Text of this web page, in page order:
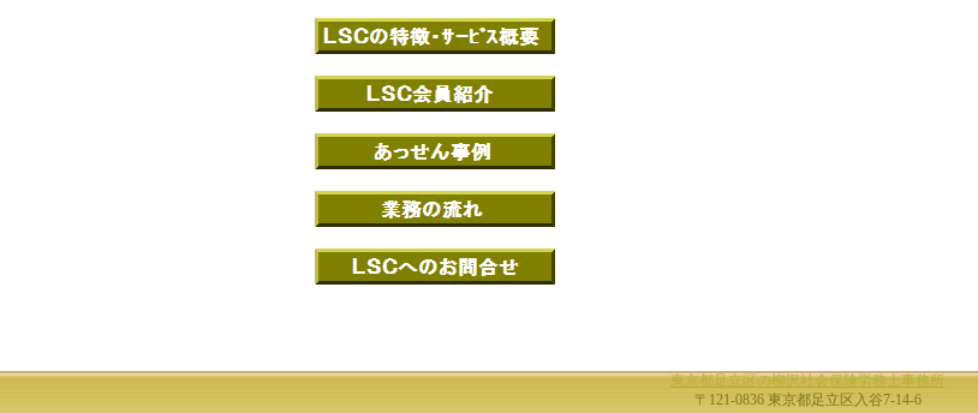
東京都足立区の柳沢社会保険労務士事務所
〒121-0836 東京都足立区入谷7-14-6